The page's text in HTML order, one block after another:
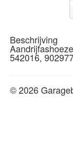
Beschrijving
542016,
© 2026